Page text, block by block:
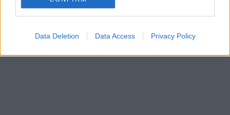
Data Deletion Data Access Privacy Policy
Bóg jest stałym, nieruchomym punktem, o
którym człowiek zawsze powinien pamiętać.